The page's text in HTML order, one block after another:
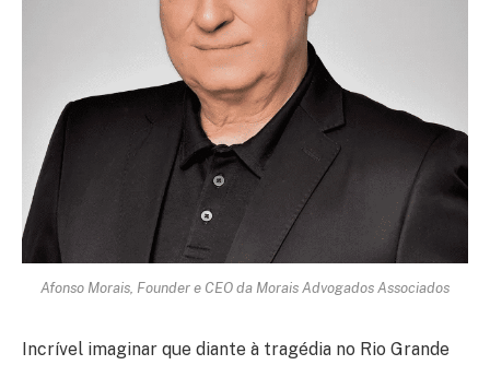
Afonso Morais, Founder e CEO da Morais Advogados Associados
Incrível imaginar que diante à tragédia no Rio Grande